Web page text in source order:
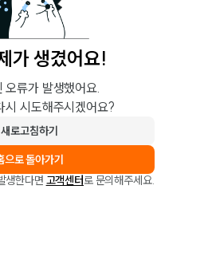
가 생겼어요!
오류가 발생했어요.
시 시도해주시겠어요?
새로고침하기
으로 돌아가기
생한다면 고객센터로 문의해주세요.